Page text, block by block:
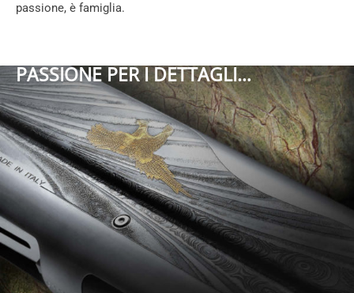
passione, è famiglia.
PASSIONE PER I DETTAGLI…